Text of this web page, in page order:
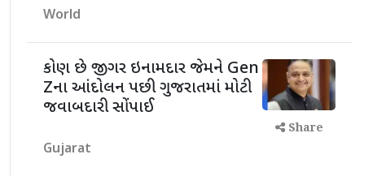
World
કોણ છે જીગર ઇનામદાર જેમને Gen
Zના આંદોલન પછી ગુજરાતમાં મોટી
જવાબદારી સોંપાઈ
Gujarat
Share